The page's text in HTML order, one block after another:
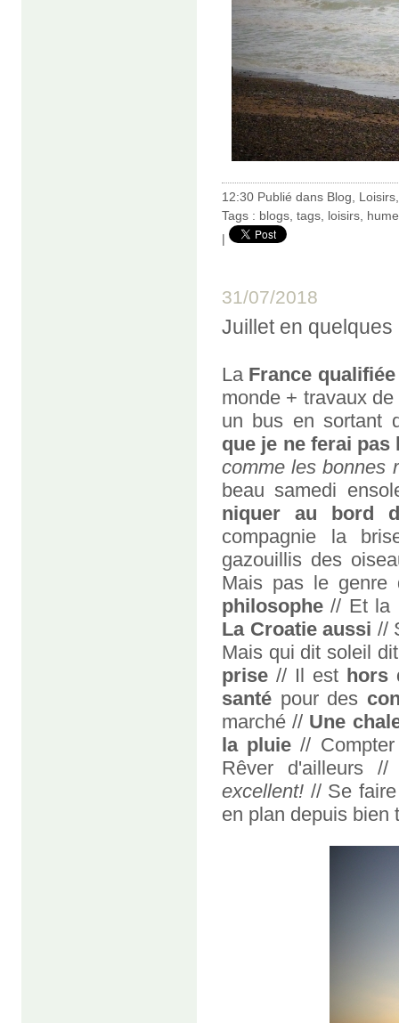
12:30 Publié dans Blog Loisirs
Tags : blogs tags loisirs
|
31/07/2018
Juillet en quelques
La France qualifiée
monde + travaux
un bus en sortant
que je ne ferai pas
comme les bonnes
beau samedi
niquer au bord
compagnie la
gazouillis des
Mais pas le
philosophe // Et la
La Croatie aussi //
Mais qui dit soleil
prise // Il est hors
santé pour des
marché // Une
la pluie //
Rêver d'ailleurs
excellent! // Se
en plan depuis bien